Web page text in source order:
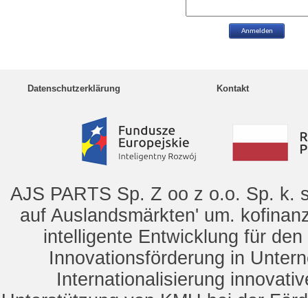
Datenschutzerklärung Kontakt
AJS PARTS Sp. Z oo z o.o. Sp. k.
auf Auslandsmärkten' um.
intelligente Entwicklung für
Innovationsförderung in
Internationalisierung